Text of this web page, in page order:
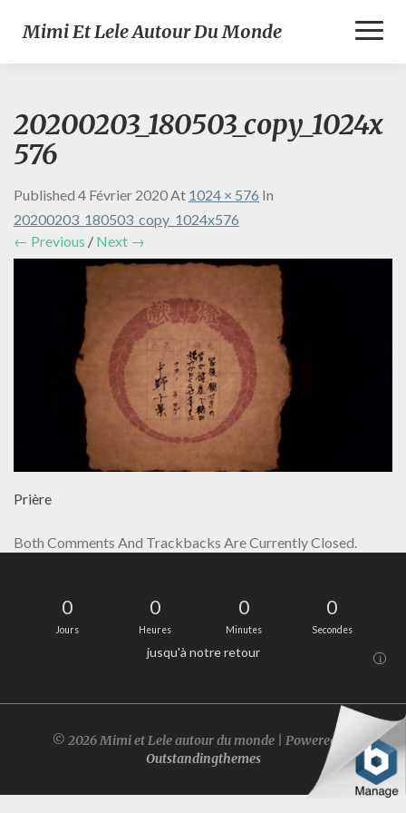
Mimi Et Lele Autour Du Monde
20200203_180503_copy_1024x
576
Published 4 Février 2020At 1024 × 576 In
20200203_180503_copy_1024x576
← Previous / Next →
Prière
Both Comments And Trackbacks Are Currently Closed.
0
Jours
0
Heures
0
Minutes
0
Secondes
jusqu'à notre retour i
© 2026 Mimi et Lele autour du monde | Powered by
Outstandingthemes